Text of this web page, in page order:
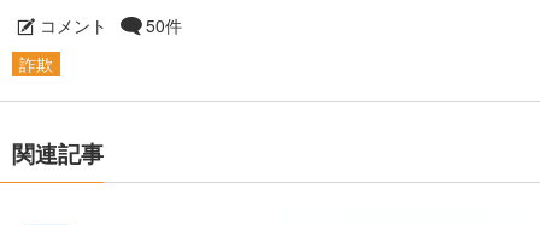
コメント
50件
詐欺
関連記事